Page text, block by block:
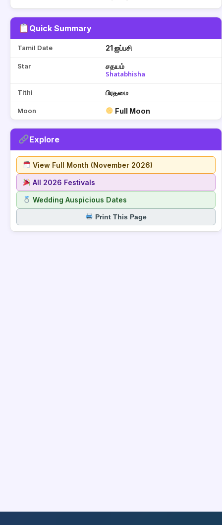
Quick Summary
Tamil Date 21 ஐப்பசி
Star சதயம்
Shatabhisha
Tithi பிரதமை
Moon Full Moon
Explore
View Full Month (November 2026)
All 2026 Festivals
Wedding Auspicious Dates
Print This Page